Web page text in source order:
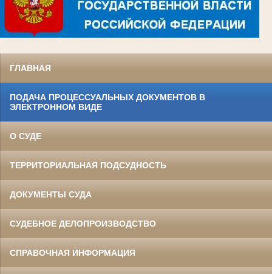
ГЛАВНАЯ
ПОДАЧА ПРОЦЕССУАЛЬНЫХ ДОКУМЕНТОВ В
ЭЛЕКТРОННОМ ВИДЕ
О СУДЕ
ТЕРРИТОРИАЛЬНАЯ ПОДСУДНОСТЬ
ДОКУМЕНТЫ СУДА
СУДЕБНОЕ ДЕЛОПРОИЗВОДСТВО
СПРАВОЧНАЯ ИНФОРМАЦИЯ